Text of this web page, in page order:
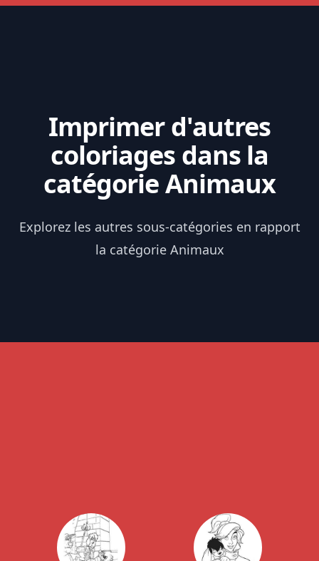
Imprimer d'autres
coloriages dans la
catégorie Animaux
Explorez les autres sous-catégories en rapport
la catégorie Animaux